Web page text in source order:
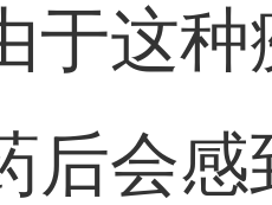
于这种
会感